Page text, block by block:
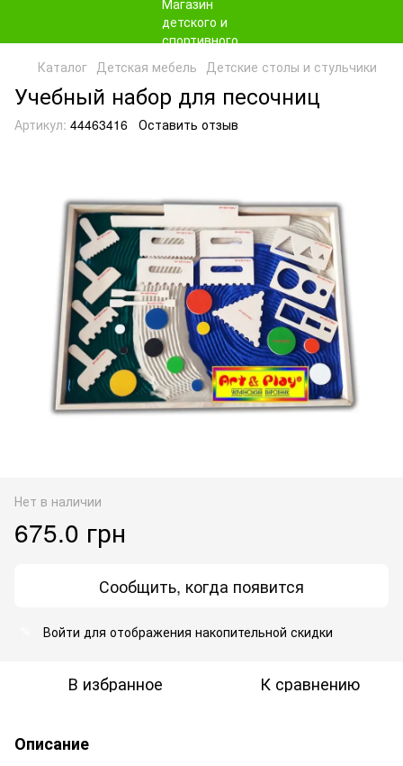
Каталог Детская мебель Детские столы и стульчики
Учебный набор для песочниц
Артикул: 44463416 Оставить отзыв
Нет в наличии
675.0 грн
Сообщить, когда появится
Войти для отображения накопительной скидки
В избранное К сравнению
Описание